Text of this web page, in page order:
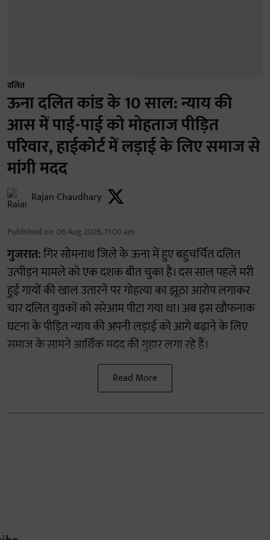
दलित
ऊना दलित कांड के 10 साल: न्याय की
आस में पाई-पाई को मोहताज पीड़ित
परिवार, हाईकोर्ट में लड़ाई के लिए समाज से
मांगी मदद
Rajan Chaudhary
Published on: 06 Aug 2026, 11:00 am
गुजरात:गिर सोमनाथ जिले के ऊना में हुए बहुचर्चित दलित
उत्पीड़न मामले को एक दशक बीत चुका है। दस साल पहले मरी
हुई गायों की खाल उतारने पर गोहत्या का झूठा आरोप लगाकर
चार दलित युवकों को सरेआम पीटा गया था। अब इस खौफनाक
घटना के पीड़ित न्याय की अपनी लड़ाई को आगे बढ़ाने के लिए
समाज के सामने आर्थिक मदद की गुहार लगा रहे हैं।
Read More